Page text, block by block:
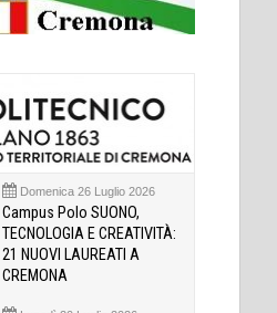
Domenica 26 Luglio 2026
Campus Polo SUONO,
TECNOLOGIA E CREATIVITÀ:
21 NUOVI LAUREATI A
CREMONA